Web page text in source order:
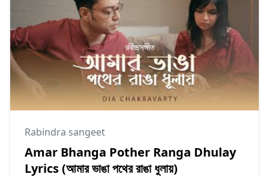
Rabindra sangeet
Amar Bhanga Pother Ranga Dhulay
Lyrics (আমার ভাঙা পথের রাঙা ধুলায়)